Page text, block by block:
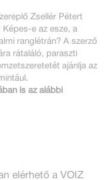
Zsellér Pétert
e az esze, a
ranglétrán? A szerző
rátaláló, paraszti
ajánlja az
is az alábbi
elérhető a VOIZ